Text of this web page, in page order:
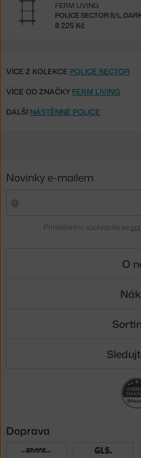
POLICE SECTOR S/L,
FERM LIVING
8 225 Kč
VÍCE Z KOLEKCE POLICE SECTOR
VÍCE OD ZNAČKY FERM LIVING
DALŠÍ NÁSTĚNNÉ POLICE
Novinky e-mailem
Přihlášením souhlasíte se
O
Doprava